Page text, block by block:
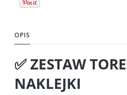
OPIS
✅ ZESTAW
NAKLEJKI